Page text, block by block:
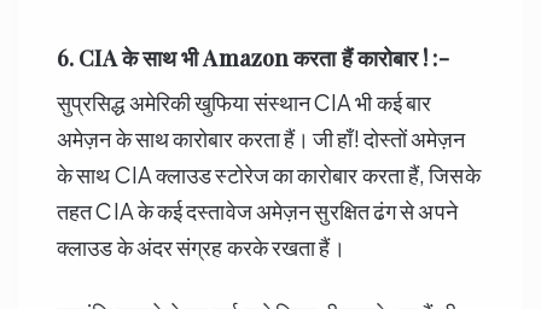
6. CIAके साथ भीAmazonकरता हैं कारोबार ! :-
सुप्रसिद्ध अमेरिकी खुफिया संस्थान CIA भी कई बार
अमेज़न के साथ कारोबार करता हैं। जी हाँ! दोस्तों अमेज़न
के साथ CIA क्लाउड स्टोरेज का कारोबार करता हैं, जिसके
तहत CIA के कई दस्तावेज अमेज़न सुरक्षित ढंग से अपने
क्लाउड के अंदर संग्रह करके रखता हैं।